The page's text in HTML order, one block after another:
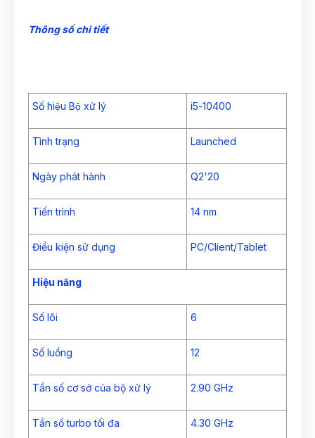
Thông số chi tiết
Số hiệu Bộ xử lý i5-10400
Tình trạng Launched
Ngày phát hành Q2'20
Tiến trình 14 nm
Điều kiện sử dụng PC/Client/Tablet
Hiệu năng
Số lõi 6
Số luồng 12
Tần số cơ sở của bộ xử lý 2.90 GHz
Tần số turbo tối đa 4.30 GHz